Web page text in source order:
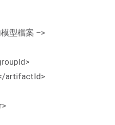
型檔案 –>
artifactId>